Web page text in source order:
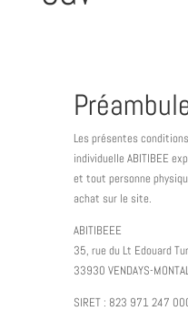
Les présentes
individuelle ABITIBEE
et tout personne
achat sur le site.
ABITIBEEE
35, rue du Lt Edouard
33930 VENDAYS-
SIRET : 823 971 247